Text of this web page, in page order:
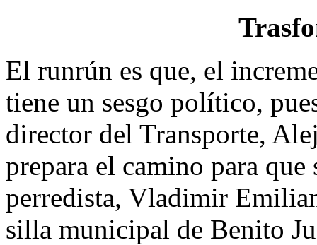
El runrún es que, el
tiene un sesgo político,
director del Transporte,
prepara el camino para
perredista, Vladimir
silla municipal de Benito